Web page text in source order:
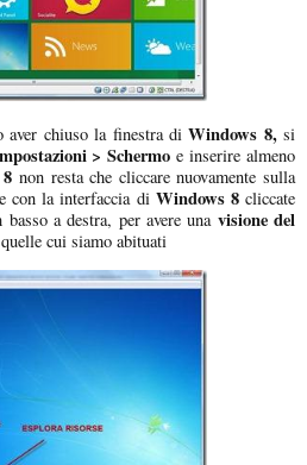
aver chiuso la finestra diWindows 8,si
> Schermo e inserire almeno
non resta che cliccare nuovamente sulla
con la interfaccia di Windows 8cliccate
basso a destra, per avere una visione del
cui siamo abituati